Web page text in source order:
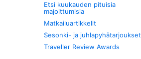
Etsi kuukauden pituisia
majoittumisia
Matkailuartikkelit
Sesonki- ja juhlapyhätarjoukset
Traveller Review Awards